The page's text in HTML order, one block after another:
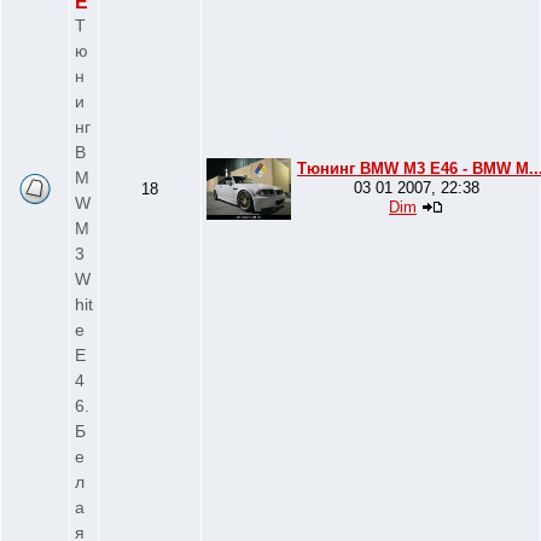
Т
ю
н
и
нг
B
M
W
M
3
W
hit
e
E
4
6.
Б
е
л
а
я
18
Тюнинг BMW M3 E46 - BMW
03 01 2007, 22:38
Dim